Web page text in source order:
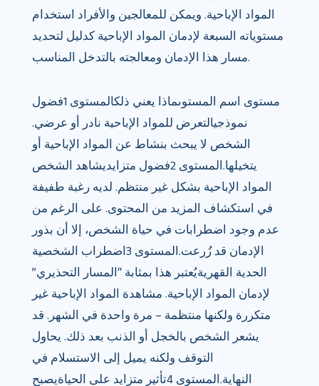
المواد الإباحية. ويمكن للمعالجين والأفراد استخدام
مستوياته السبعة لإدمان المواد الإباحية كدليل لتحديد
مسار هذا الإدمان ومعالجته بالتدخل المناسب.
مستوى اسم المستوىماذا يعني ذلكالمستوى 1فضول
نموذجيالتعرض للمواد الإباحية نادر أو عرضي.
الشخص لا يبحث بنشاط عن المواد الإباحية أو
يتخيلها.المستوى 2فضول متزايديشاهد الشخص
المواد الإباحية بشكل غير منتظم. لديه رغبة طفيفة
في استكشاف المزيد من المحتوى. على الرغم من
عدم وجود اضطرابات في حياة الشخص، إلا أن بذور
الإدمان قد زُرعت.المستوى 3اضطراب الشخصية
الحدية القهريةيُعتبر هذا بمثابة “المسار التحذيري”
لإدمان المواد الإباحية. مشاهدة المواد الإباحية غير
متكررة ولكنها منتظمة – مرة واحدة في الشهر. قد
يشعر الشخص بالخجل أو الذنب بعد ذلك. يحاول
التوقف ولكنه يميل إلى الاستسلام في
النهاية.المستوى 4تأثير متزايد على الحياةيصبح